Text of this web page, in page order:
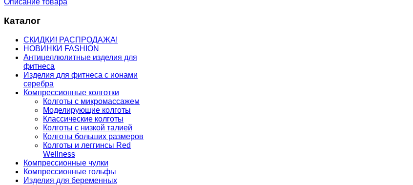
Описание товара
Каталог
СКИДКИ! РАСПРОДАЖА!
НОВИНКИ FASHION
Антицеллюлитные изделия для
фитнеса
Изделия для фитнеса с ионами
серебра
Компрессионные колготки
Колготы с микромассажем
Моделирующие колготы
Классические колготы
Колготы с низкой талией
Колготы больших размеров
Колготы и леггинсы Red
Wellness
Компрессионные чулки
Компрессионные гольфы
Изделия для беременных